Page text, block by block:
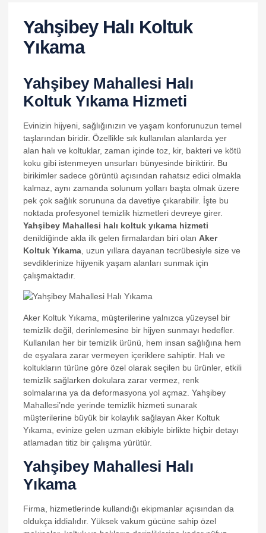
Yahşibey Halı Koltuk
Yıkama
Yahşibey Mahallesi Halı
Koltuk Yıkama Hizmeti
Evinizin hijyeni, sağlığınızın ve yaşam konforunuzun temel
taşlarından biridir. Özellikle sık kullanılan alanlarda yer
alan halı ve koltuklar, zaman içinde toz, kir, bakteri ve kötü
koku gibi istenmeyen unsurları bünyesinde biriktirir. Bu
birikimler sadece görüntü açısından rahatsız edici olmakla
kalmaz, aynı zamanda solunum yolları başta olmak üzere
pek çok sağlık sorununa da davetiye çıkarabilir. İşte bu
noktada profesyonel temizlik hizmetleri devreye girer.
Yahşibey Mahallesi halı koltuk yıkama hizmeti
denildiğinde akla ilk gelen firmalardan biri olan Aker
Koltuk Yıkama , uzun yıllara dayanan tecrübesiyle size ve
sevdiklerinize hijyenik yaşam alanları sunmak için
çalışmaktadır.
Aker Koltuk Yıkama, müşterilerine yalnızca yüzeysel bir
temizlik değil, derinlemesine bir hijyen sunmayı hedefler.
Kullanılan her bir temizlik ürünü, hem insan sağlığına hem
de eşyalara zarar vermeyen içeriklere sahiptir. Halı ve
koltukların türüne göre özel olarak seçilen bu ürünler, etkili
temizlik sağlarken dokulara zarar vermez, renk
solmalarına ya da deformasyona yol açmaz. Yahşibey
Mahallesi’nde yerinde temizlik hizmeti sunarak
müşterilerine büyük bir kolaylık sağlayan Aker Koltuk
Yıkama, evinize gelen uzman ekibiyle birlikte hiçbir detayı
atlamadan titiz bir çalışma yürütür.
Yahşibey Mahallesi Halı
Yıkama
Firma, hizmetlerinde kullandığı ekipmanlar açısından da
oldukça iddialıdır. Yüksek vakum gücüne sahip özel